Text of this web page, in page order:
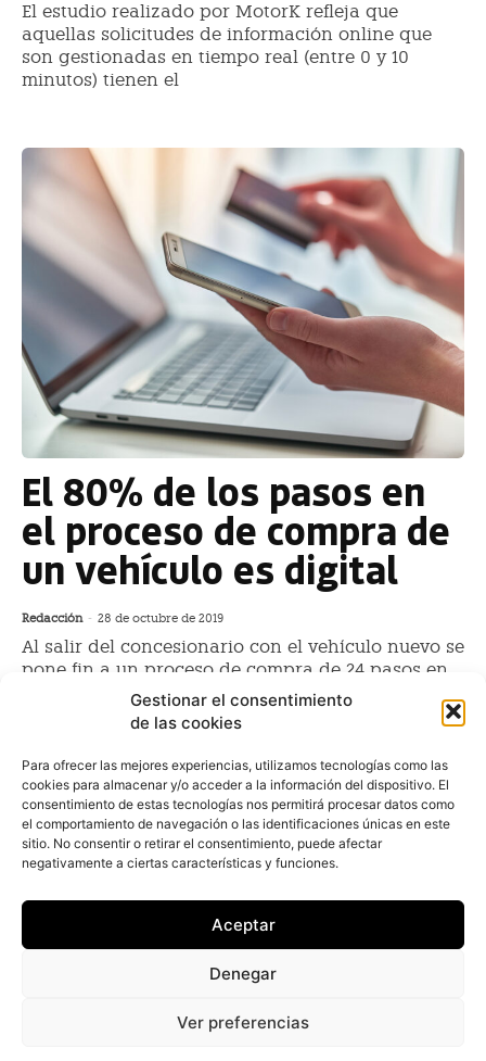
Gestionar el consentimiento
de las cookies
Para ofrecer las mejores experiencias, utilizamos tecnologías como las
cookies para almacenar y/o acceder a la información del dispositivo. El
consentimiento de estas tecnologías nos permitirá procesar datos como
el comportamiento de navegación o las identificaciones únicas en este
sitio. No consentir o retirar el consentimiento, puede afectar
negativamente a ciertas características y funciones.
Aceptar
Denegar
Ver preferencias
El estudio realizado por MotorK refleja que
aquellas solicitudes de información online que
son gestionadas en tiempo real (entre 0 y 10
minutos) tienen el
El 80% de los pasos en
el proceso de compra de
un vehículo es digital
Redacción - 28 de octubre de 2019
Al salir del concesionario con el vehículo nuevo se
pone fin a un proceso de compra de 24 pasos en
promedio, de los cuales el 80%, es decir, 19 paso,
El 86% de las búsquedas de
coches nuevos se iniciará desde el
móvil
En tres años, el 86% de las búsquedas de coches
nuevos comenzará desde el smartphone o
dispositivos de IOT (Internet de Las Cosas), según
recoge el informe presentado por el marketplace para